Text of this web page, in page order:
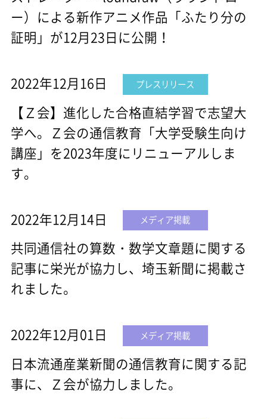
ー）による新作アニメ作品「ふたり分の
証明」が12月23日に公開！
2022年12月16日 プレスリリース
【Ｚ会】進化した合格直結学習で志望大
学へ。Ｚ会の通信教育「大学受験生向け
講座」を2023年度にリニューアルしま
す。
2022年12月14日 メディア掲載
共同通信社の算数・数学文章題に関する
記事に栄光が協力し、埼玉新聞に掲載さ
れました。
2022年12月01日 メディア掲載
日本流通産業新聞の通信教育に関する記
事に、Ｚ会が協力しました。